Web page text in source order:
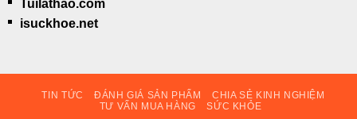
Tuilathao.com
isuckhoe.net
TIN TỨC ĐÁNH GIÁ SẢN PHẨM
CHIA SẺ KINH NGHIỆM
TƯ VẤN MUA HÀNG
SỨC KHỎE